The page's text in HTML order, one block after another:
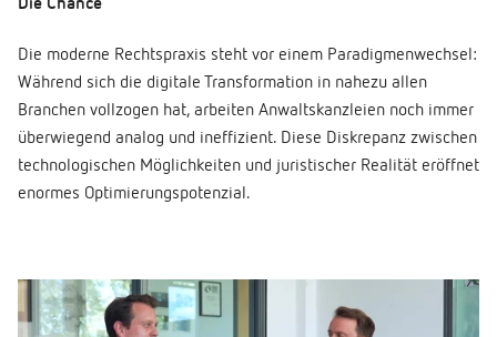
Die Chance
Die moderne Rechtspraxis steht vor einem Paradigmenwechsel:
Während sich die digitale Transformation in nahezu allen
Branchen vollzogen hat, arbeiten Anwaltskanzleien noch immer
überwiegend analog und ineffizient. Diese Diskrepanz zwischen
technologischen Möglichkeiten und juristischer Realität eröffnet
enormes Optimierungspotenzial.